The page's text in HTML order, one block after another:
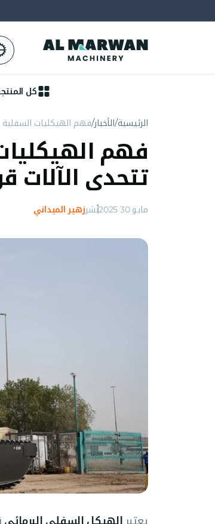
كل
الرئيسية الأخبار فهم الهيكليات السفلية
فهم
تتحدى الآلات
مايو 30 2025 نُشرزهير الميداني
يعتبر الهيكل السفلي البرمائي